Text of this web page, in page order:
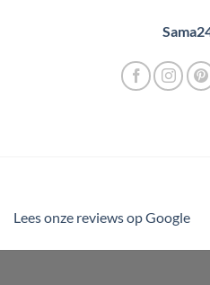
Lees onze reviews op Google